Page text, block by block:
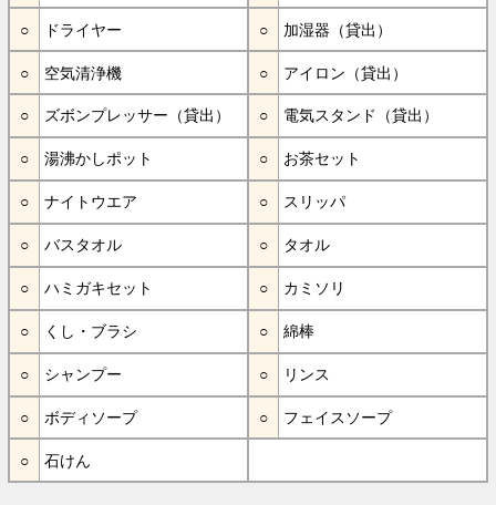
ドライヤー 加湿器（貸出）
空気清浄機 アイロン（貸出）
ズボンプレッサー（貸出） 電気スタンド（貸出）
湯沸かしポット お茶セット
ナイトウエア スリッパ
バスタオル タオル
ハミガキセット カミソリ
くし・ブラシ 綿棒
シャンプー リンス
ボディソープ フェイスソープ
石けん